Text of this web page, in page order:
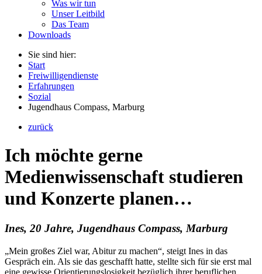
Was wir tun
Unser Leitbild
Das Team
Downloads
Sie sind hier:
Start
Freiwilligendienste
Erfahrungen
Sozial
Jugendhaus Compass, Marburg
zurück
Ich möchte gerne
Medienwissenschaft studieren
und Konzerte planen…
Ines, 20 Jahre, Jugendhaus Compass, Marburg
„Mein großes Ziel war, Abitur zu machen“, steigt Ines in das
Gespräch ein. Als sie das geschafft hatte, stellte sich für sie erst mal
eine gewisse Orientierungslosigkeit bezüglich ihrer beruflichen